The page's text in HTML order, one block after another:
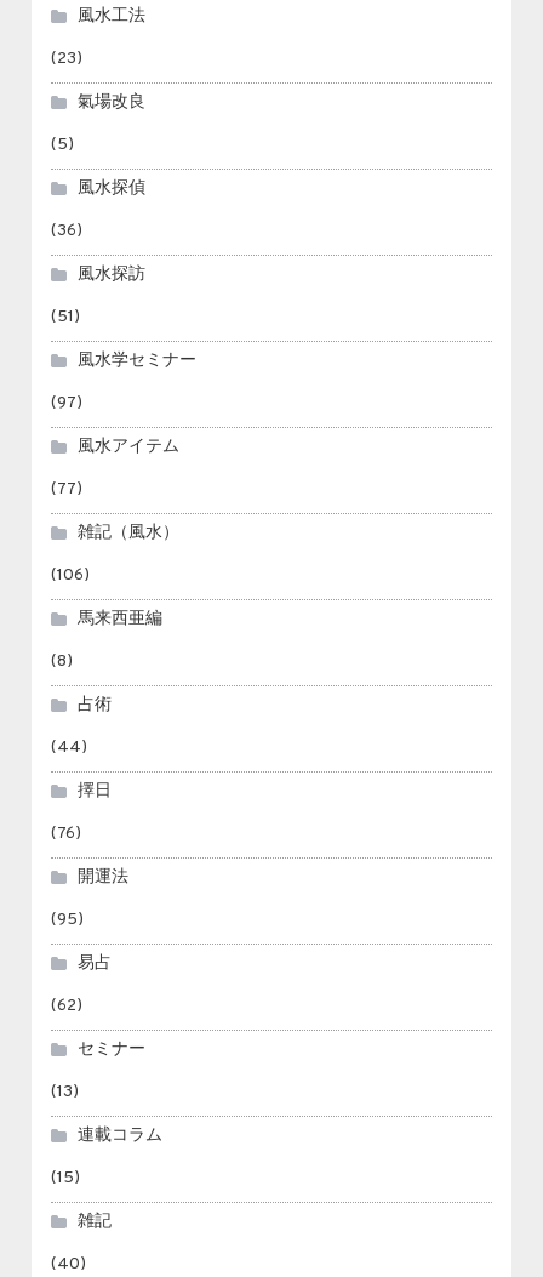
風水工法
(23)
氣場改良
(5)
風水探偵
(36)
風水探訪
(51)
風水学セミナー
(97)
風水アイテム
(77)
雑記（風水）
(106)
馬来西亜編
(8)
占術
(44)
擇日
(76)
開運法
(95)
易占
(62)
セミナー
(13)
連載コラム
(15)
雑記
(40)